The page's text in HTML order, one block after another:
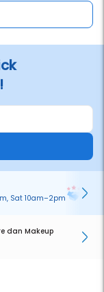
Sat 10am–2pm
dan Makeup